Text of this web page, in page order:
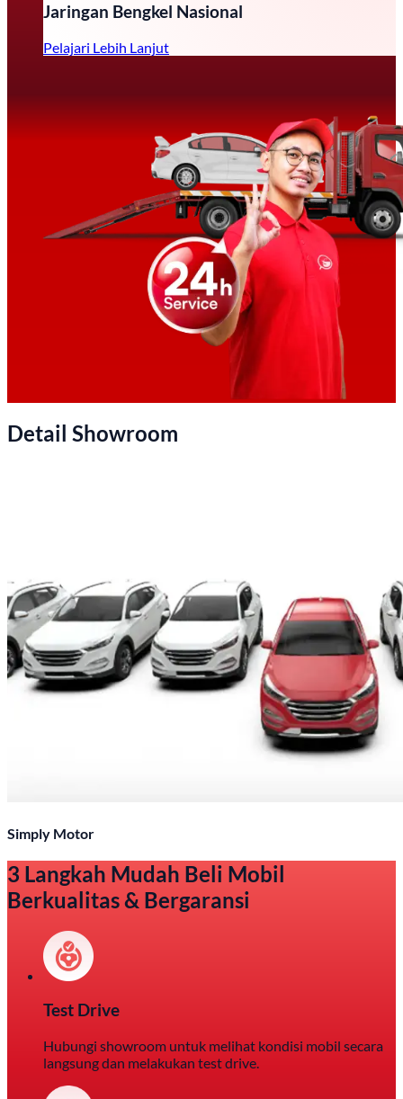
Jaringan Bengkel Nasional
Pelajari Lebih Lanjut
Detail Showroom
Simply Motor
3 Langkah Mudah Beli Mobil
Berkualitas & Bergaransi
Test Drive
Hubungi showroom untuk melihat kondisi mobil secara
langsung dan melakukan test drive.